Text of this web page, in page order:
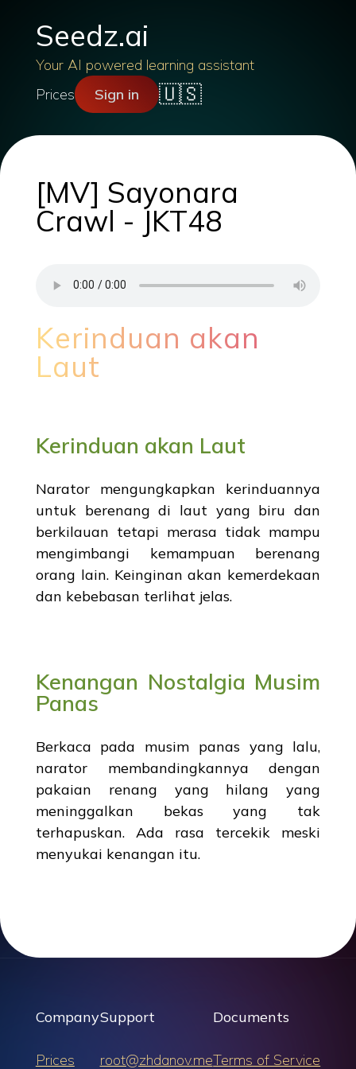
Seedz.ai
Your AI powered learning assistant
Prices
Sign in 🇺🇸
[MV] Sayonara
Crawl - JKT48
Kerinduan akan
Laut
Kerinduan akan Laut
Narator mengungkapkan kerinduannya
untuk berenang di laut yang biru dan
berkilauan tetapi merasa tidak mampu
mengimbangi kemampuan berenang
orang lain. Keinginan akan kemerdekaan
dan kebebasan terlihat jelas.
Kenangan Nostalgia Musim
Panas
Berkaca pada musim panas yang lalu,
narator membandingkannya dengan
pakaian renang yang hilang yang
meninggalkan bekas yang tak
terhapuskan. Ada rasa tercekik meski
menyukai kenangan itu.
Company
Prices
Support
root@zhdanov.me
Documents
Terms of Service